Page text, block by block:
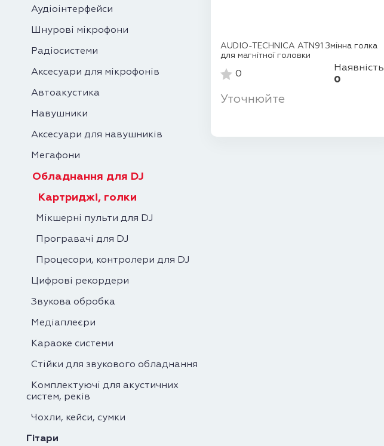
Аудіоінтерфейси
Шнурові мікрофони
Радіосистеми
Аксесуари для мікрофонів
Автоакустика
Навушники
Аксесуари для навушників
Мегафони
Обладнання для DJ
Картриджі, голки
Мікшерні пульти для DJ
Програвачі для DJ
Процесори, контролери для DJ
Цифрові рекордери
Звукова обробка
Медіаплеєри
Караоке системи
Стійки для звукового обладнання
Комплектуючі для акустичних
систем, реків
Чохли, кейси, сумки
Гітари
AUDIO-TECHNICA ATN91 Змінна голка
для магнітної головки
0
Наявність
0
Уточнюйте